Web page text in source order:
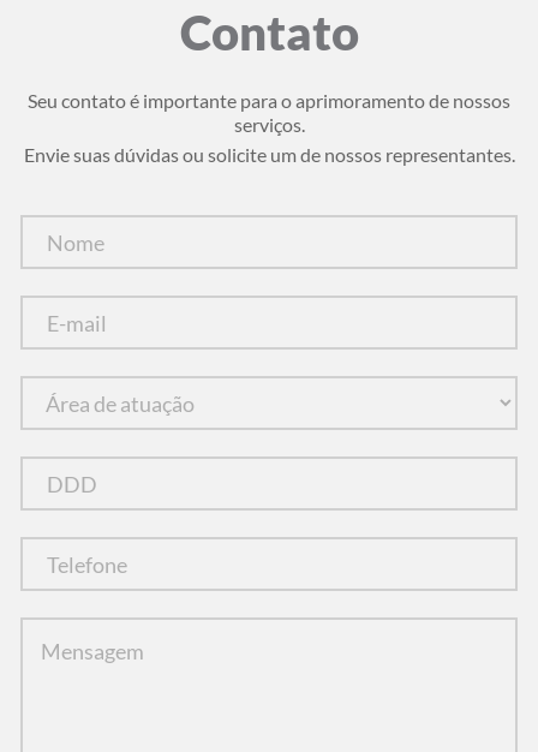
Contato
Seu contato é importante para o aprimoramento de nossos
serviços.
Envie suas dúvidas ou solicite um de nossos representantes.